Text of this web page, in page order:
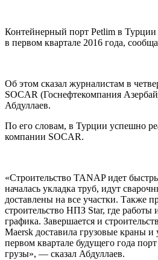
Контейнерный порт Petlim в Турции
в первом квартале 2016 года,
Об этом сказал журналистам в
SOCAR (Госнефтекомпания
Абдуллаев.
По его словам, в Турции успешно
компании SOCAR.
«Строительство TANAP идет
началась укладка труб, идут
доставлены на все участки. Также
строительство НПЗ Star, где работы
графика. Завершается и
Maersk доставила грузовые краны и
первом квартале будущего года
грузы», — сказал Абдуллаев.